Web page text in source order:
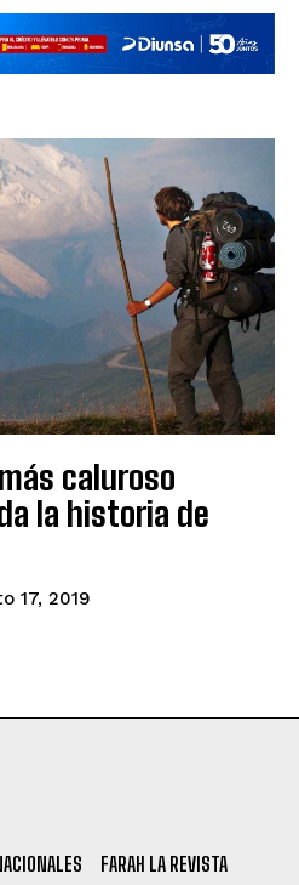
caluroso
la historia de
17, 2019
FARAH LA REVISTA